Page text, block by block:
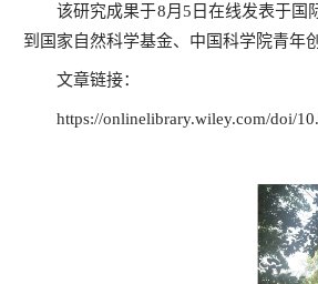
该研究成果于8月 5 日在线发表于国
到国家自然科学基金、中国科学院青年
文章链接：
https://onlinelibrary.wiley.com/doi/